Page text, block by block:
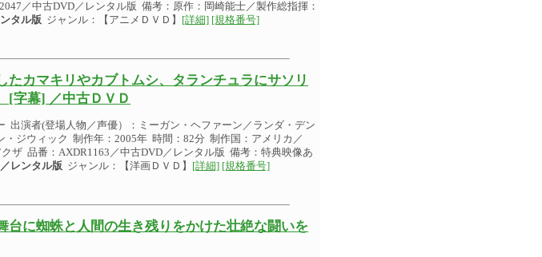
／中古DVD／レンタル版 備考：原作：岡崎能士／製作総指揮：
タル版 ジャンル：【アニメＤＶＤ】 [詳細] [規格番号]
たカマキリやカブトムシ、タランチュラにサソリ
字幕] ／中古ＤＶＤ
出演者(登場人物／声優）：ミーガン・ヘファーン／ランダ・デン
・ジウィック 制作年：2005年 時間：82分 制作国：アメリカ／
ザ 品番：AXDR1163／中古DVD／レンタル版 備考：特典映像あ
レンタル版 ジャンル：【洋画ＤＶＤ】 [詳細] [規格番号]
台に蜘蛛と人間の生き残りをかけた壮絶な闘いを